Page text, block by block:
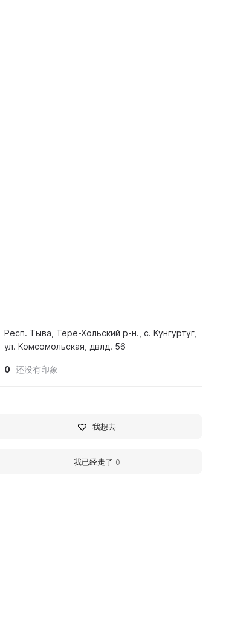
Респ. Тыва, Тере-Хольский р-н., с. Кунгуртуг,
ул. Комсомольская, двлд. 56
0 还没有印象
我想去
我已经走了 0